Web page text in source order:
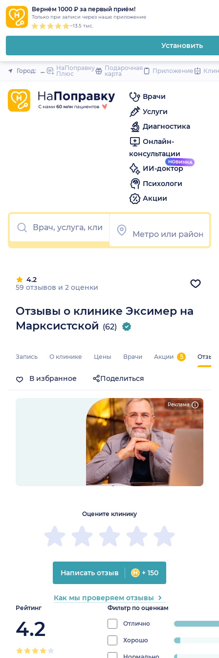
Вернём 1000 ₽ за первый приём!
Только при записи через наше приложение
~13.5 тыс.
Установить
Закрыть
Город: МоскваНаПоправку
Плюс
Подарочная
карта
Приложение
Врачи
Услуги
Диагностика
Онлайн-
консультации
ИИ-доктор
Психологи
Акции
Реклама
Отзывы о клинике Эксимер на
Марксистской (62)
4.2
59 отзывов и 2 оценки
Запись О клинике Цены Врачи Акции 5
В избранное Поделиться
Рейтинг
4.2
Фильтр по оценкам
Отличноprogress:
Хорошо
4.166666666666666%
Оцените клинику
Написать отзыв + 150
Как мы проверяем отзывы